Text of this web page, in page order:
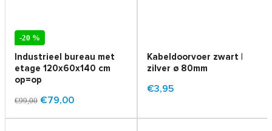
-20 %
Industrieel bureau met
etage 120x60x140 cm
op=op
€99,00 €79,00
Kabeldoorvoer zwart |
zilver ø 80mm
€3,95